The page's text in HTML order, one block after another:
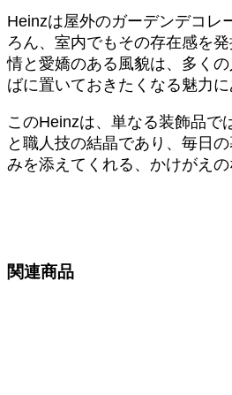
Heinzは屋外のガーデンデコレ
ろん、室内でもその存在感を
情と愛嬌のある風貌は、多く
ばに置いておきたくなる魅力に
このHeinzは、単なる装飾品で
と職人技の結晶であり、毎日
みを添えてくれる、かけがえの
関連商品